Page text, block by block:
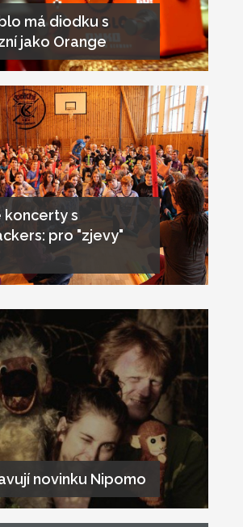
má diodku s
jako Orange
koncerty s
pro "zjevy"
novinku Nipomo